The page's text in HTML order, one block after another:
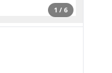
1 / 6